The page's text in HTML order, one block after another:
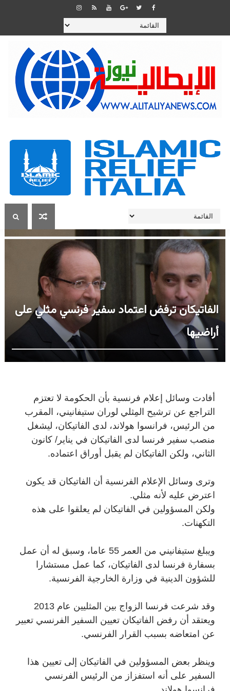
الفاتيكان ترفض اعتماد سفير فرنسي مثلي على
أراضيها
أفادت وسائل إعلام فرنسية بأن الحكومة لا تعتزم
التراجع عن ترشيح المِثلي لوران ستيفانيني، المقرب
من الرئيس، فرانسوا هولاند، لدى الفاتيكان، ليشغل
منصب سفير فرنسا لدى الفاتيكان في يناير/ كانون
الثاني، ولكن الفاتيكان لم يقبل أوراق اعتماده.
وترى وسائل الإعلام الفرنسية أن الفاتيكان قد يكون
اعترض عليه لأنه مثلي.
ولكن المسؤولين في الفاتيكان لم يعلقوا على هذه
التكهنات.
ويبلغ ستيفانيني من العمر 55 عاما، وسبق له أن عمل
بسفارة فرنسا لدى الفاتيكان، كما عمل مستشارا
للشؤون الدينية في وزارة الخارجية الفرنسية.
وقد شرعت فرنسا الزواج بين المثليين عام 2013
ويعتقد أن رفض الفاتيكان تعيين السفير الفرنسي تعبير
عن امتعاضه بسبب القرار الفرنسي.
وينظر بعض المسؤولين في الفاتيكان إلى تعيين هذا
السفير على أنه استفزاز من الرئيس الفرنسي